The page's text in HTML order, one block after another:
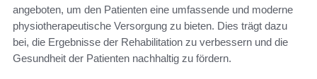
angeboten, um den Patienten eine umfassende und moderne
physiotherapeutische Versorgung zu bieten. Dies trägt dazu
bei, die Ergebnisse der Rehabilitation zu verbessern und die
Gesundheit der Patienten nachhaltig zu fördern.